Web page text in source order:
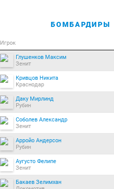
БОМБАРДИРЫ
Игрок
Глушенков Максим
Зенит
Кривцов Никита
Краснодар
Даку Мирлинд
Рубин
Соболев Александр
Зенит
Арройо Андерсон
Рубин
Аугусто Фелипе
Зенит
Бакаев Зелимхан